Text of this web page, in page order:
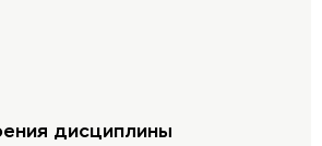
дисциплины